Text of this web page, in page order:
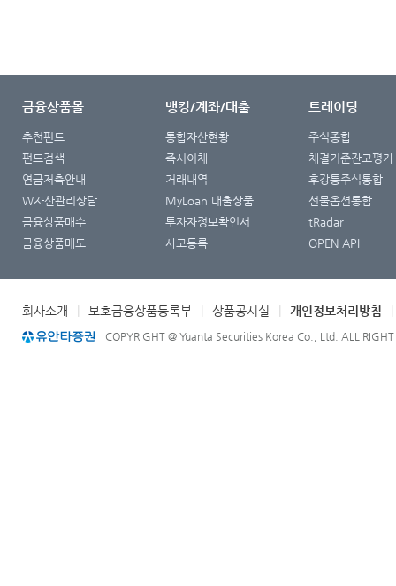
금융상품몰
추천펀드
펀드검색
연금저축안내
W자산관리상담
금융상품매수
금융상품매도
뱅킹/계좌/대출
통합자산현황
즉시이체
거래내역
MyLoan 대출상품
투자자정보확인서
사고등록
트레이딩
주식종합
체결기준잔고평가
후강퉁주식통합
선물옵션통합
tRadar
OPEN API
회사소개 보호금융상품등록부 상품공시실 개인정보처리방침
COPYRIGHT @ Yuanta Securities Korea Co., Ltd. ALL RIGHT